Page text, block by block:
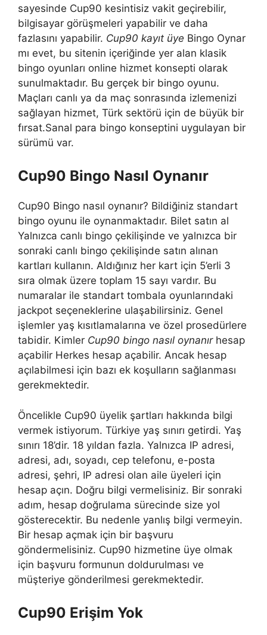
sayesinde Cup90 kesintisiz vakit geçirebilir,
bilgisayar görüşmeleri yapabilir ve daha
fazlasını yapabilir. Cup90 kayıt üye Bingo Oynar
mı evet, bu sitenin içeriğinde yer alan klasik
bingo oyunları online hizmet konsepti olarak
sunulmaktadır. Bu gerçek bir bingo oyunu.
Maçları canlı ya da maç sonrasında izlemenizi
sağlayan hizmet, Türk sektörü için de büyük bir
fırsat.Sanal para bingo konseptini uygulayan bir
sürümü var.
Cup90 Bingo Nasıl Oynanır
Cup90 Bingo nasıl oynanır? Bildiğiniz standart
bingo oyunu ile oynanmaktadır. Bilet satın al
Yalnızca canlı bingo çekilişinde ve yalnızca bir
sonraki canlı bingo çekilişinde satın alınan
kartları kullanın. Aldığınız her kart için 5’erli 3
sıra olmak üzere toplam 15 sayı vardır. Bu
numaralar ile standart tombala oyunlarındaki
jackpot seçeneklerine ulaşabilirsiniz. Genel
işlemler yaş kısıtlamalarına ve özel prosedürlere
tabidir. Kimler Cup90 bingo nasıl oynanırhesap
açabilir Herkes hesap açabilir. Ancak hesap
açılabilmesi için bazı ek koşulların sağlanması
gerekmektedir.
Öncelikle Cup90 üyelik şartları hakkında bilgi
vermek istiyorum. Türkiye yaş sınırı getirdi. Yaş
sınırı 18’dir. 18 yıldan fazla. Yalnızca IP adresi,
adresi, adı, soyadı, cep telefonu, e-posta
adresi, şehri, IP adresi olan aile üyeleri için
hesap açın. Doğru bilgi vermelisiniz. Bir sonraki
adım, hesap doğrulama sürecinde size yol
gösterecektir. Bu nedenle yanlış bilgi vermeyin.
Bir hesap açmak için bir başvuru
göndermelisiniz. Cup90 hizmetine üye olmak
için başvuru formunun doldurulması ve
müşteriye gönderilmesi gerekmektedir.
Cup90 Erişim Yok